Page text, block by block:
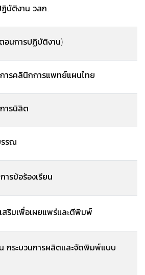
บัติงาน วสก.
อนการปฏิบัติงาน)
ารคลินิกการแพทย์แผนไทย
ารนิสิต
รรณ
รข้อร้องเรียน
สริมเพื่อเผยแพร่และตีพิมพ์
กระบวนการผลิตและจัดพิมพ์แบบ